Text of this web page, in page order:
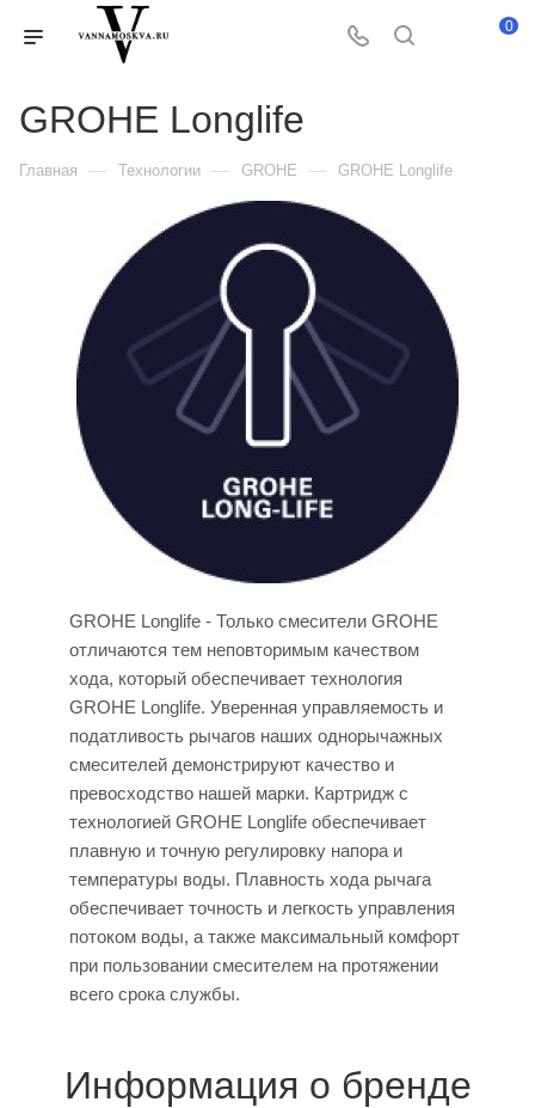
0
GROHE Longlife
Главная — Технологии — GROHE — GROHE Longlife
GROHE Longlife - Только смесители GROHE
отличаются тем неповторимым качеством
хода, который обеспечивает технология
GROHE Longlife. Уверенная управляемость и
податливость рычагов наших однорычажных
смесителей демонстрируют качество и
превосходство нашей марки. Картридж с
технологией GROHE Longlife обеспечивает
плавную и точную регулировку напора и
температуры воды. Плавность хода рычага
обеспечивает точность и легкость управления
потоком воды, а также максимальный комфорт
при пользовании смесителем на протяжении
всего срока службы.
Информация о бренде